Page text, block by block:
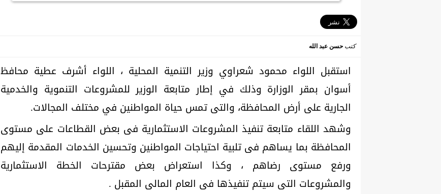
كتب حسن عبد الله
استقبل اللواء محمود شعراوي وزير التنمية المحلية ، اللواء أشرف عطية محافظ
أسوان بمقر الوزارة وذلك في إطار متابعة الوزير للمشروعات التنموية والخدمية
الجارية على أرض المحافظة، والتى تمس حياة المواطنين في مختلف المجالات.
وشهد اللقاء متابعة تنفيذ المشروعات الاستثمارية فى بعض القطاعات على مستوى
المحافظة بما يساهم فى تلبية احتياجات المواطنين وتحسين الخدمات المقدمة إليهم
ورفع مستوى رضاهم ، وكذا استعراض بعض مقترحات الخطة الاستثمارية
والمشروعات التى سيتم تنفيذها فى العام المالى المقبل .